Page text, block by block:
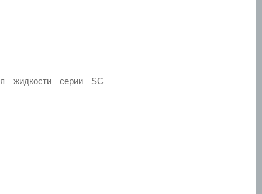
жидкости серии SC